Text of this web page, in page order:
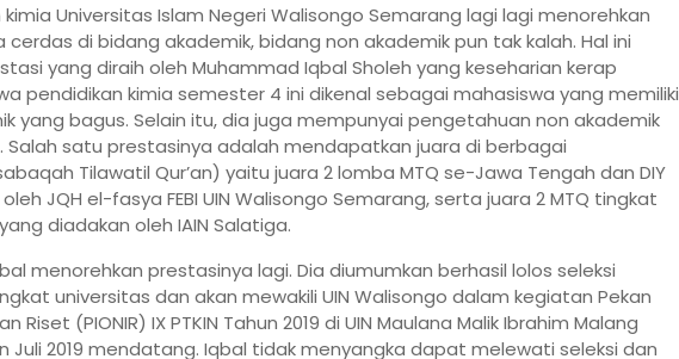
Universitas Islam Negeri Walisongo Semarang lagi lagi menorehkan
cerdas di bidang akademik, bidang non akademik pun tak kalah. Hal ini
yang diraih oleh Muhammad Iqbal Sholeh yang keseharian kerap
pendidikan kimia semester 4 ini dikenal sebagai mahasiswa yang memiliki
yang bagus. Selain itu, dia juga mempunyai pengetahuan non akademik
satu prestasinya adalah mendapatkan juara di berbagai
Tilawatil Qur’an) yaitu juara 2 lomba MTQ se-Jawa Tengah dan DIY
JQH el-fasya FEBI UIN Walisongo Semarang, serta juara 2 MTQ tingkat
diadakan oleh IAIN Salatiga.
menorehkan prestasinya lagi. Dia diumumkan berhasil lolos seleksi
universitas dan akan mewakili UIN Walisongo dalam kegiatan Pekan
Riset (PIONIR) IX PTKIN Tahun 2019 di UIN Maulana Malik Ibrahim Malang
Juli 2019 mendatang. Iqbal tidak menyangka dapat melewati seleksi dan